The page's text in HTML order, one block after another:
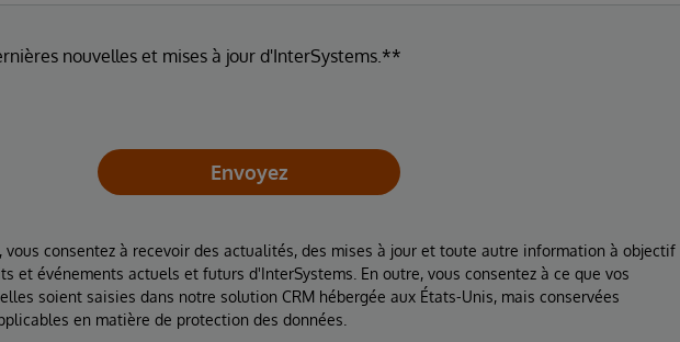
nouvelles et mises à jour d'InterSystems.**
Envoyez
consentez à recevoir des actualités, des mises à jour et toute autre information à objectif
et événements actuels et futurs d'InterSystems. En outre, vous consentez à ce que vos
soient saisies dans notre solution CRM hébergée aux États-Unis, mais conservées
en matière de protection des données.